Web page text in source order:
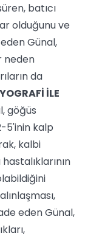
batıcı
olduğunu ve
Günal,
neden
da
İLE
göğüs
5'inin kalp
kalbi
eden Günal,